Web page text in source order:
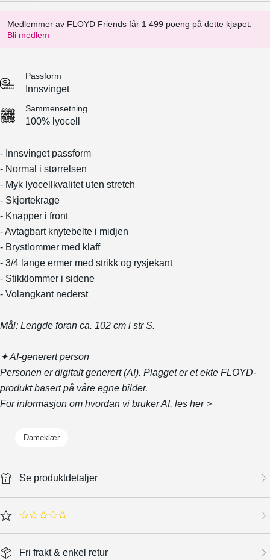
Medlemmer av FLOYD Friends får 1 499 poeng på dette kjøpet.
Bli medlem
Passform
Innsvinget
Sammensetning
100% lyocell
- Innsvinget passform
- Normal i størrelsen
- Myk lyocellkvalitet uten stretch
- Skjortekrage
- Knapper i front
- Avtagbart knytebelte i midjen
- Brystlommer med klaff
- 3/4 lange ermer med strikk og rysjekant
- Stikklommer i sidene
- Volangkant nederst
Mål: Lengde foran ca. 102 cm i str S.
✦ AI-generert person
Personen er digitalt generert (AI). Plagget er et ekte FLOYD-
produkt basert på våre egne bilder.
For informasjon om hvordan vi bruker AI, les her >
Dameklær
Se produktdetaljer
0.0 star rating
Fri frakt & enkel retur